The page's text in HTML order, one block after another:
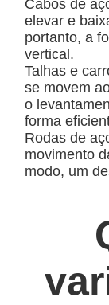
Cabos de
elevar e
portanto, a
vertical.
Talhas e
se movem
o
forma
Rodas de
movimento
modo, um